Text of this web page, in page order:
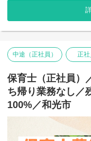
定員 ：18名（0歳-6名
保育時間：月～金曜日
・開園準備…登園前の園内
・登園…保護者と子どもた
・お昼寝…ねかしつけ、見
・降園…お迎えにきた保
中途（正社員） 正社
保育士（正社員）
ち帰り業務なし／
100%／和光市